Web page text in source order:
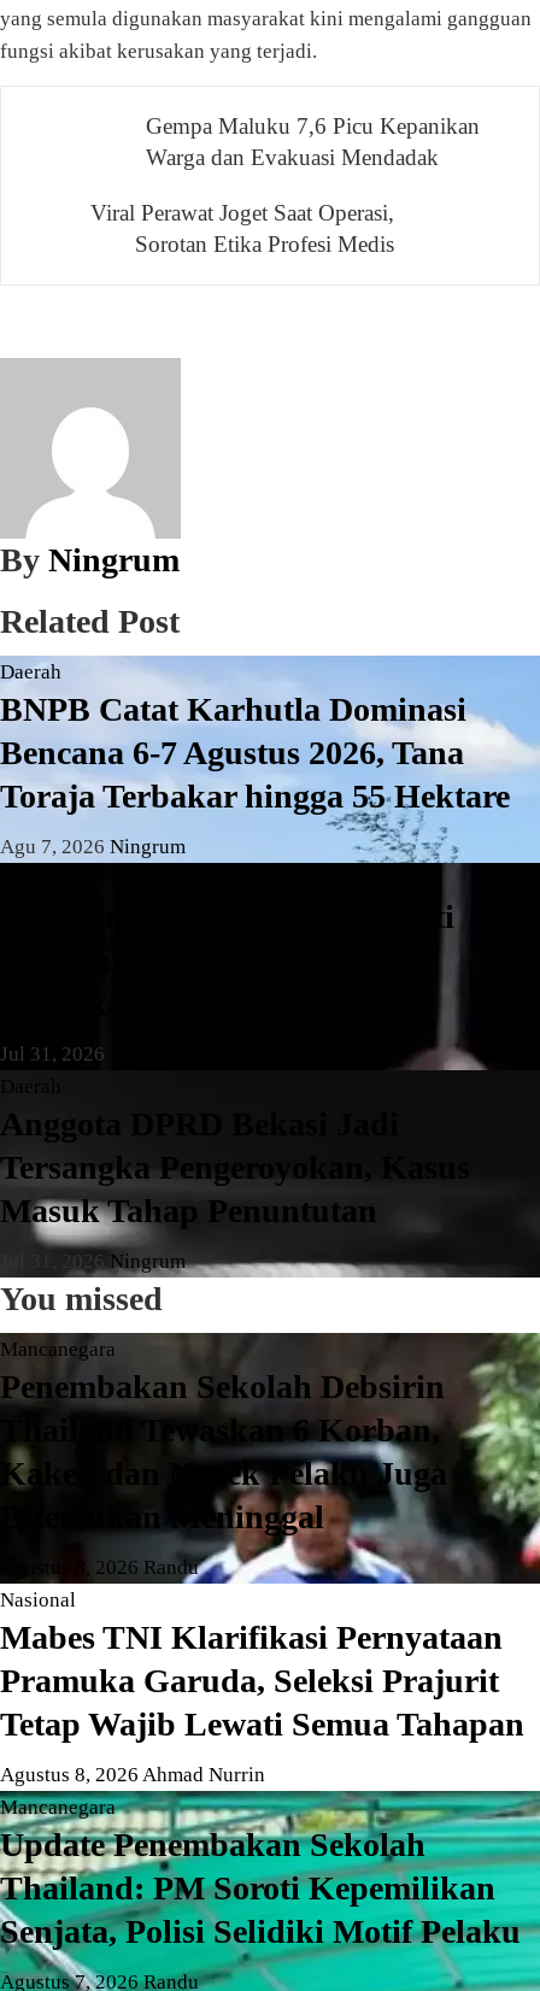
yang semula digunakan masyarakat kini mengalami gangguan
fungsi akibat kerusakan yang terjadi.
NavigasiGempa Maluku 7,6 Picu Kepanikan
Warga dan Evakuasi Mendadak
Viral Perawat Joget Saat Operasi,
Sorotan Etika Profesi Medis
By Ningrum
Related Post
Daerah
BNPB Catat Karhutla Dominasi
Bencana 6-7 Agustus 2026, Tana
Toraja Terbakar hingga 55 Hektare
Agu 7, 2026 Ningrum
Pengganjal ATM RS Buah Hati
Jul 31, 2026
Anggota DPRD Bekasi Jadi
Tersangka Pengeroyokan, Kasus
Masuk Tahap Penuntutan
Jul 31, 2026 Ningrum
You missed
Mancanegara
Penembakan Sekolah Debsirin
Thailand Tewaskan 6 Korban,
Kakek dan Nenek Pelaku Juga
Ditemukan Meninggal
Agustus 8, 2026 Randu
Nasional
Mabes TNI Klarifikasi Pernyataan
Pramuka Garuda, Seleksi Prajurit
Tetap Wajib Lewati Semua Tahapan
Agustus 8, 2026 Ahmad Nurrin
Mancanegara
Update Penembakan Sekolah
Thailand: PM Soroti Kepemilikan
Senjata, Polisi Selidiki Motif Pelaku
Agustus 7, 2026Randu